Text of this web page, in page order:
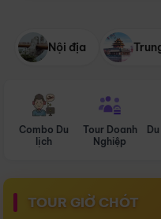
Nội địa
Combo Du
lịch
Tour Doanh
Nghiệp
TOUR GIỜ CHÓT